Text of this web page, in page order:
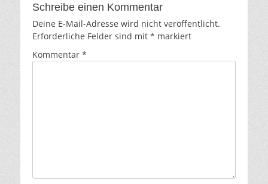
Schreibe einen Kommentar
Deine E-Mail-Adresse wird nicht veröffentlicht.
Erforderliche Felder sind mit * markiert
Kommentar *